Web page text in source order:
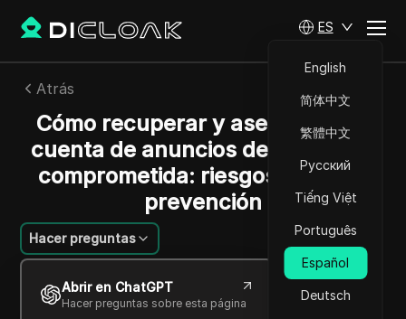
ES
English
简体中文
繁體中文
Русский
Tiếng Việt
Português
Español
Deutsch
Atrás
Cómo recuperar y asegurar una
cuenta de anuncios de Facebook
comprometida: riesgos, pasos y
prevención
Hacer preguntas
Abrir en ChatGPT
Hacer preguntas sobre esta página
João Silva
05 jun 2026 8 minuto de lectura